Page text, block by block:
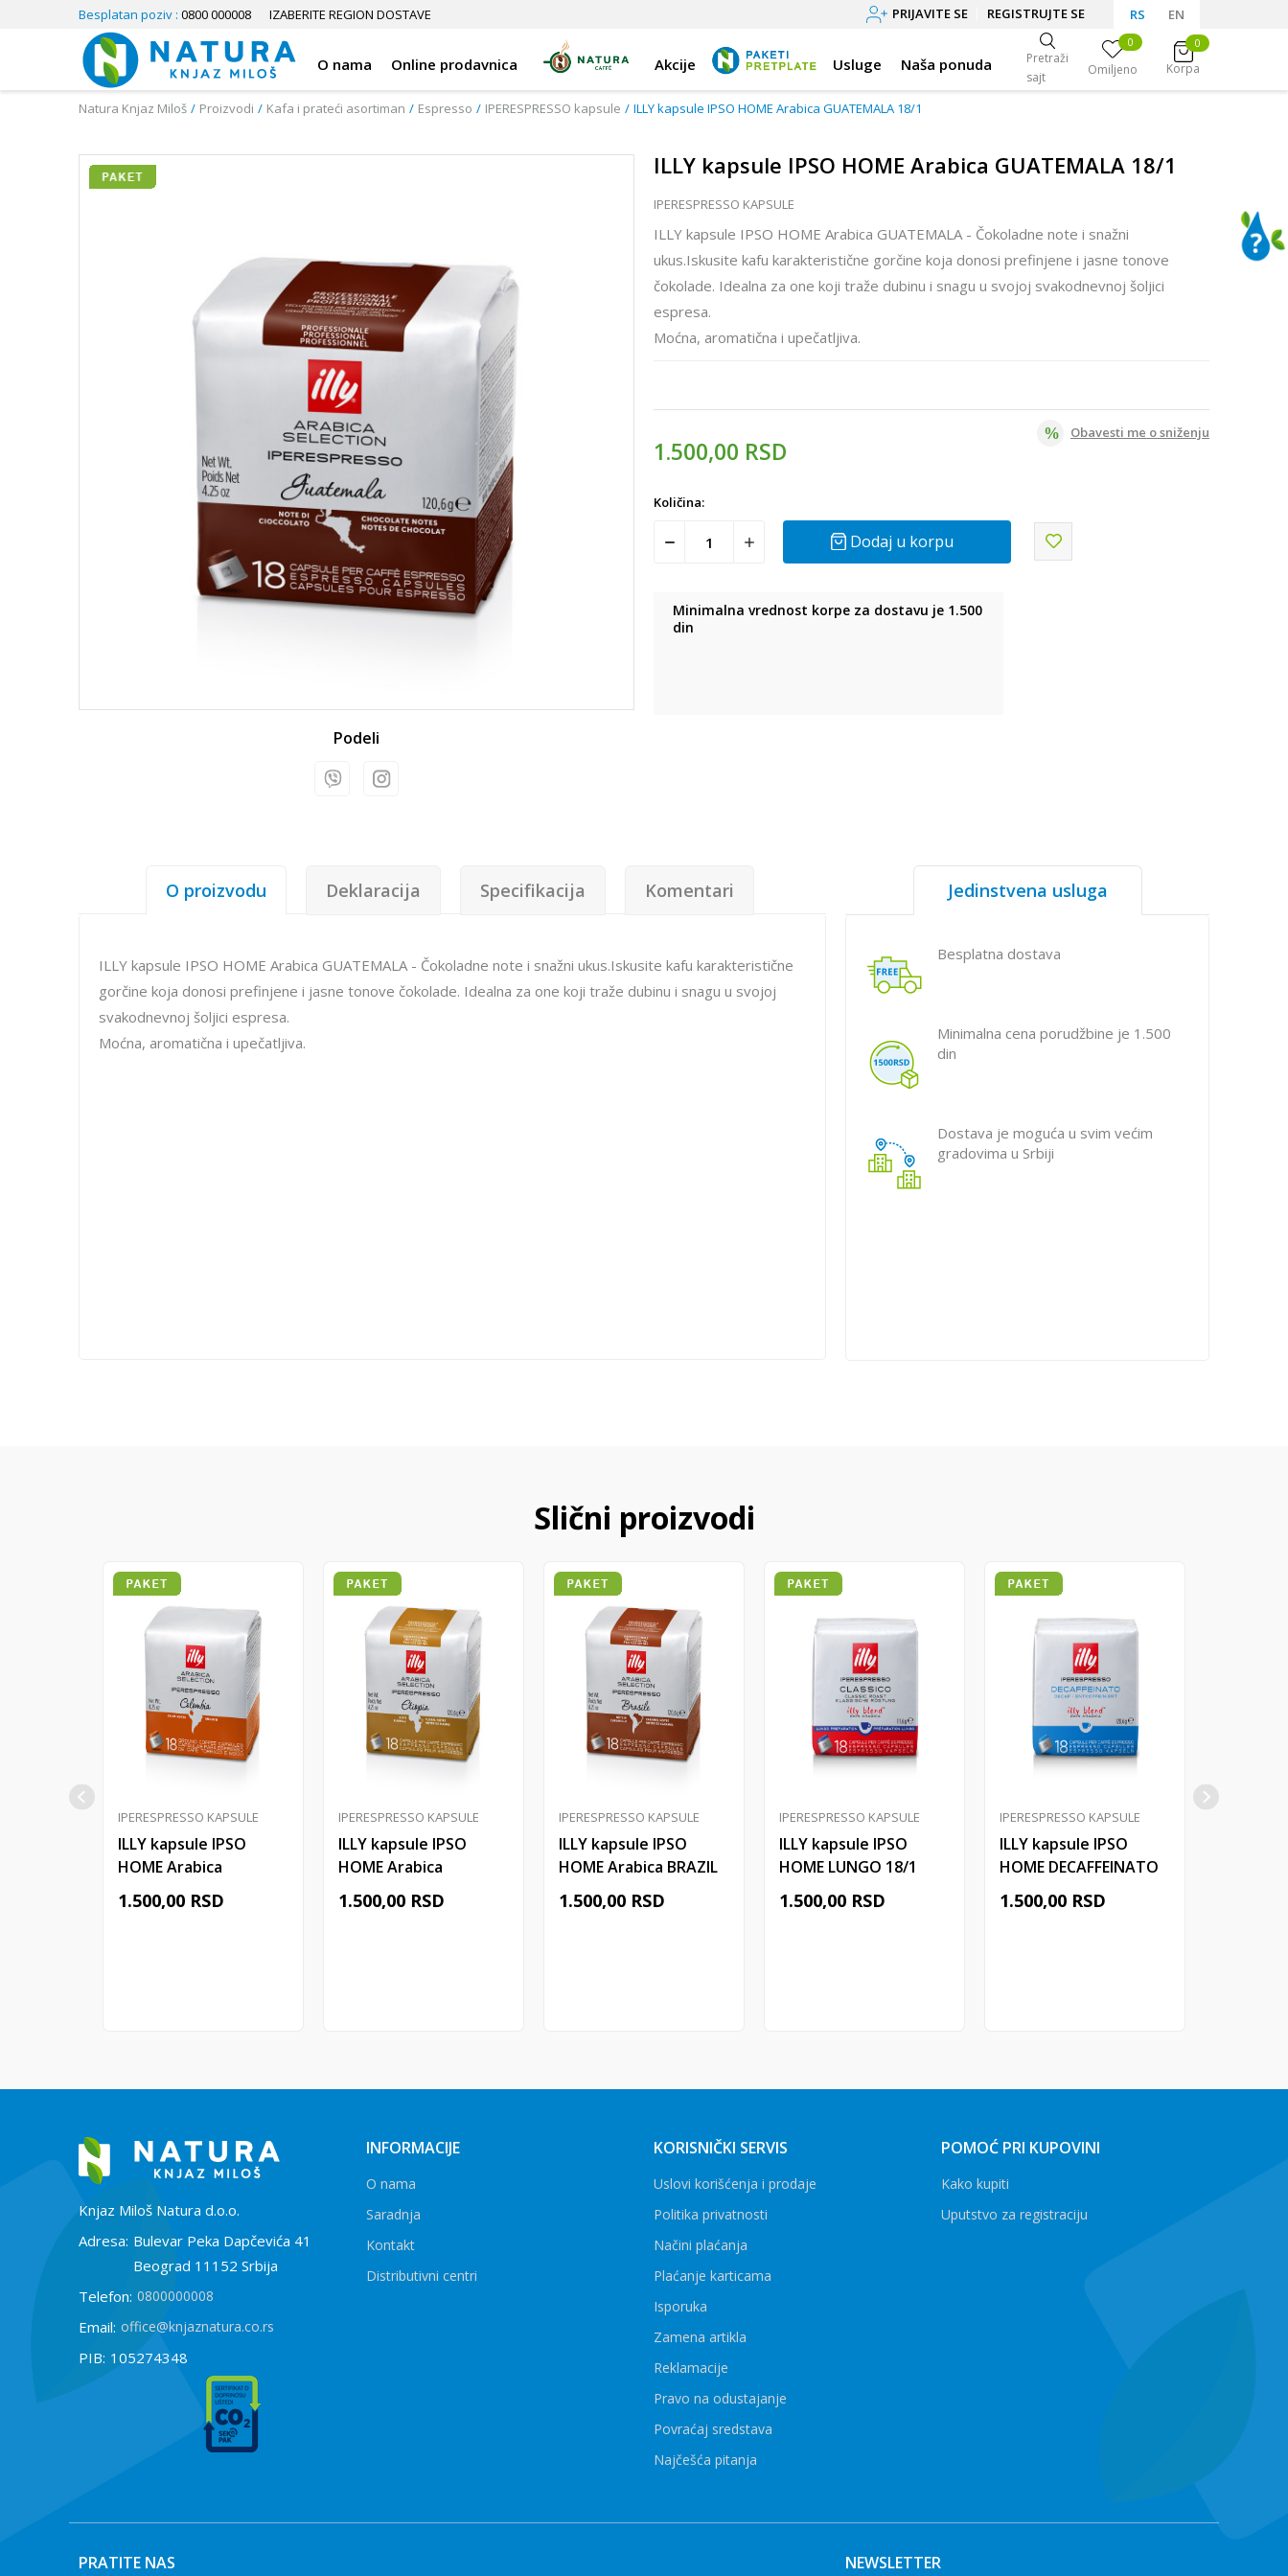
Besplatan poziv : 0800 000008 IZABERITE REGION DOSTAVE RS EN
PRIJAVITE SE REGISTRUJTE SE
O nama Online prodavnica Akcije Usluge Naša ponuda
Pretraži
sajt
Omiljeno
0
Korpa
0
Natura Knjaz Miloš Proizvodi Kafa i prateći asortiman Espresso IPERESPRESSO kapsule ILLY kapsule IPSO HOME Arabica GUATEMALA 18/1
Podeli
ILLY kapsule IPSO HOME Arabica GUATEMALA 18/1
IPERESPRESSO KAPSULE
ILLY kapsule IPSO HOME Arabica GUATEMALA - Čokoladne note i snažni
ukus.Iskusite kafu karakteristične gorčine koja donosi prefinjene i jasne tonove
čokolade. Idealna za one koji traže dubinu i snagu u svojoj svakodnevnoj šoljici
espresa.
Moćna, aromatična i upečatljiva.
1.500,00 RSD
Obavesti me o sniženju
Količina:
Dodaj u korpu
Minimalna vrednost korpe za dostavu je 1.500
din
O proizvodu Deklaracija Specifikacija Komentari
ILLY kapsule IPSO HOME Arabica GUATEMALA - Čokoladne note i snažni ukus.Iskusite kafu karakteristične
gorčine koja donosi prefinjene i jasne tonove čokolade. Idealna za one koji traže dubinu i snagu u svojoj
svakodnevnoj šoljici espresa.
Moćna, aromatična i upečatljiva.
Jedinstvena usluga
Besplatna dostava
Minimalna cena porudžbine je 1.500
din
Dostava je moguća u svim većim
gradovima u Srbiji
Slični proizvodi
IPERESPRESSO KAPSULE
ILLY kapsule IPSO
HOME Arabica
COLOMBIA 18/1
1.500,00 RSD
IPERESPRESSO KAPSULE
ILLY kapsule IPSO
HOME Arabica
ETHIOPIA 18/1
1.500,00 RSD
IPERESPRESSO KAPSULE
ILLY kapsule IPSO
HOME Arabica BRAZIL
18/1
1.500,00 RSD
IPERESPRESSO KAPSULE
ILLY kapsule IPSO
HOME LUNGO 18/1
1.500,00 RSD
IPERESPRESSO KAPSULE
ILLY kapsule IPSO
HOME DECAFFEINATO
18/1
1.500,00 RSD
Knjaz Miloš Natura d.o.o.
Adresa: Bulevar Peka Dapčevića 41
Beograd 11152 Srbija
Telefon: 0800000008
Email: office@knjaznatura.co.rs
PIB: 105274348
INFORMACIJE
O nama
Saradnja
Kontakt
Distributivni centri
KORISNIČKI SERVIS
Uslovi korišćenja i prodaje
Politika privatnosti
Načini plaćanja
Plaćanje karticama
Isporuka
Zamena artikla
Reklamacije
Pravo na odustajanje
Povraćaj sredstava
Najčešća pitanja
POMOĆ PRI KUPOVINI
Kako kupiti
Uputstvo za registraciju
PRATITE NAS NEWSLETTER